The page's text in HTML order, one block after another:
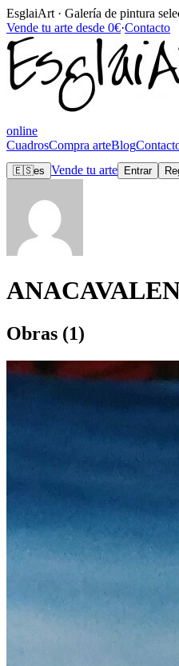
EsglaiArt · Galería de pintura
Vende tu arte desde 0€·Contacto
online
CuadrosCompra arteBlog
🇪🇸es Vende tu arte Entrar
Obras (1)